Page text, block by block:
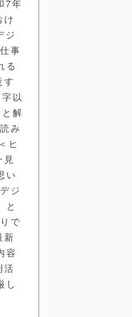
7年
ジ
事
る
以
解
み
ヒ
見
い
ジ
と
で
新
容
活
し